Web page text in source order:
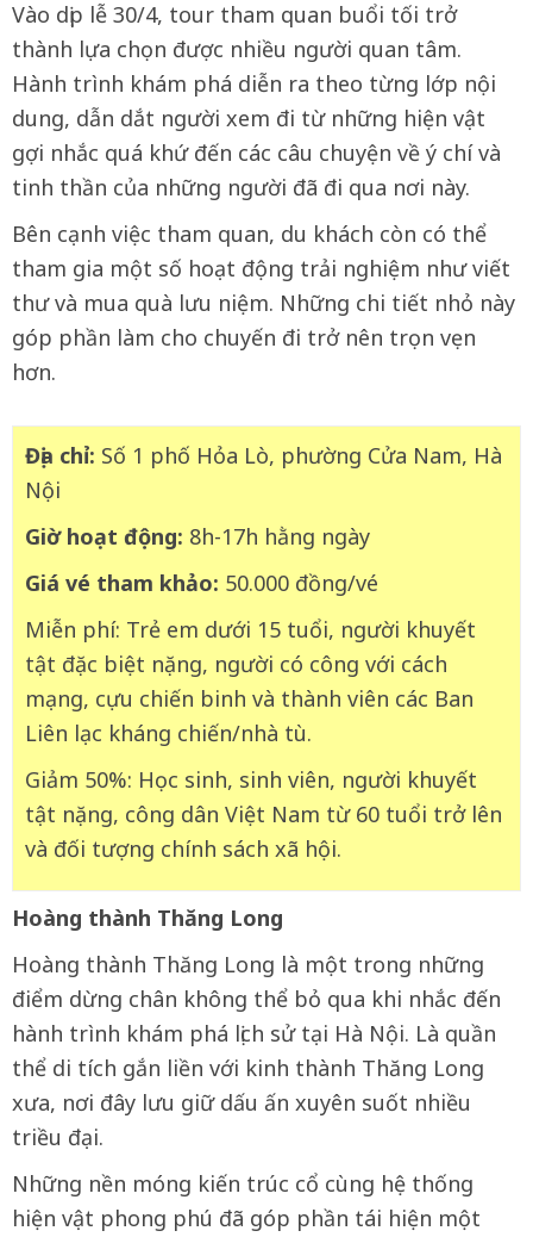
Vào dịp lễ 30/4, tour tham quan buổi tối trở
thành lựa chọn được nhiều người quan tâm.
Hành trình khám phá diễn ra theo từng lớp nội
dung, dẫn dắt người xem đi từ những hiện vật
gợi nhắc quá khứ đến các câu chuyện về ý chí và
tinh thần của những người đã đi qua nơi này.
Bên cạnh việc tham quan, du khách còn có thể
tham gia một số hoạt động trải nghiệm như viết
thư và mua quà lưu niệm. Những chi tiết nhỏ này
góp phần làm cho chuyến đi trở nên trọn vẹn
hơn.
Địa chỉ: Số 1 phố Hỏa Lò, phường Cửa Nam, Hà
Nội
Giờ hoạt động: 8h-17h hằng ngày
Giá vé tham khảo: 50.000 đồng/vé
Miễn phí: Trẻ em dưới 15 tuổi, người khuyết
tật đặc biệt nặng, người có công với cách
mạng, cựu chiến binh và thành viên các Ban
Liên lạc kháng chiến/nhà tù.
Giảm 50%: Học sinh, sinh viên, người khuyết
tật nặng, công dân Việt Nam từ 60 tuổi trở lên
và đối tượng chính sách xã hội.
Hoàng thành Thăng Long
Hoàng thành Thăng Long là một trong những
điểm dừng chân không thể bỏ qua khi nhắc đến
hành trình khám phá lịch sử tại Hà Nội. Là quần
thể di tích gắn liền với kinh thành Thăng Long
xưa, nơi đây lưu giữ dấu ấn xuyên suốt nhiều
triều đại.
Những nền móng kiến trúc cổ cùng hệ thống
hiện vật phong phú đã góp phần tái hiện một